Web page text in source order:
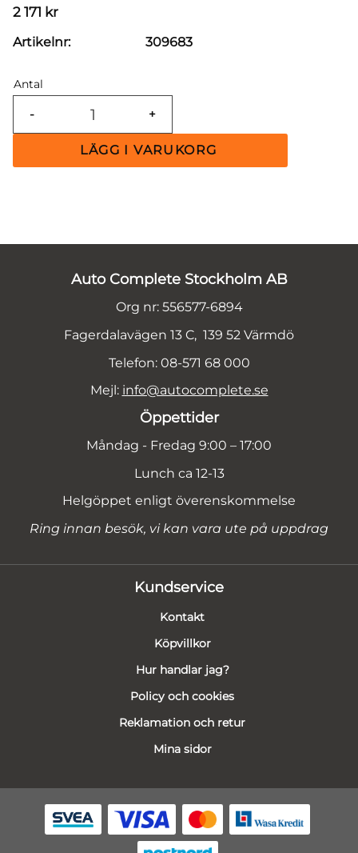
2 171 kr
Antal
+
-
Artikelnr 309683
Auto Complete Stockholm AB
Org nr: 556577-6894
Fagerdalavägen 13 C, 139 52 Värmdö
Telefon: 08-571 68 000
Mejl: info@autocomplete.se
Öppettider
Måndag - Fredag 9:00 – 17:00
Lunch ca 12-13
Helgöppet enligt överenskommelse
Ring innan besök, vi kan vara ute på uppdrag
Kundservice
Kontakt
Köpvillkor
Hur handlar jag?
Policy och cookies
Reklamation och retur
Mina sidor